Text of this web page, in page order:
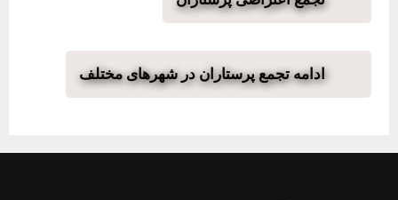
ادامه تجمع پرستاران در شهرهای مختلف